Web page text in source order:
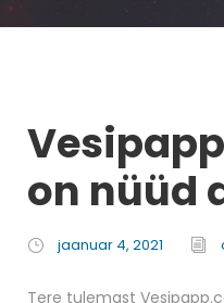
on nüüd
jaanuar 4, 2021
Tere tulemast